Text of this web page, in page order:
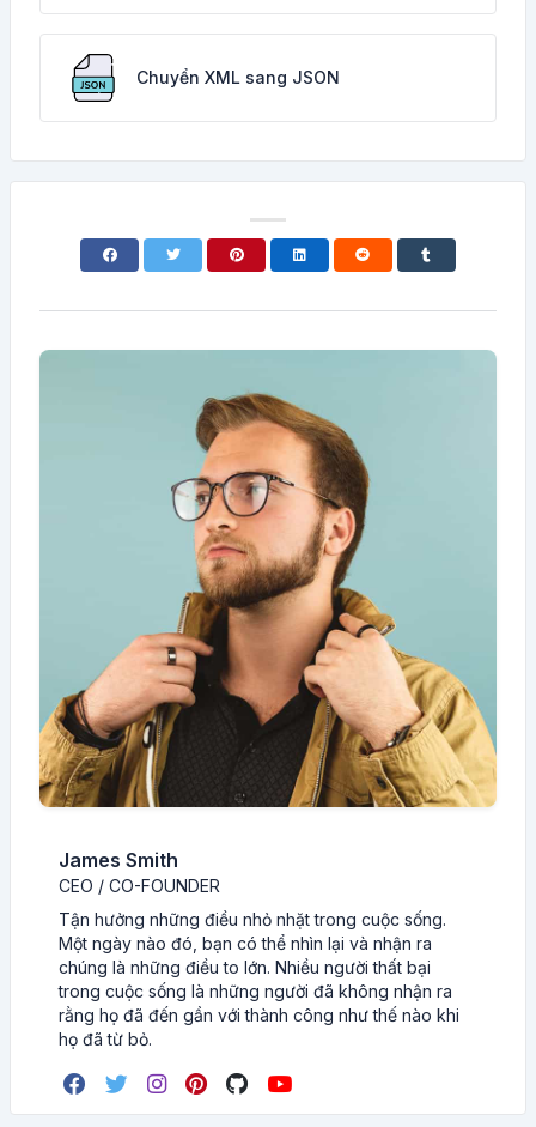
Chuyển XML sang JSON
James Smith
CEO / CO-FOUNDER
Tận hưởng những điều nhỏ nhặt trong cuộc sống.
Một ngày nào đó, bạn có thể nhìn lại và nhận ra
chúng là những điều to lớn. Nhiều người thất bại
trong cuộc sống là những người đã không nhận ra
rằng họ đã đến gần với thành công như thế nào khi
họ đã từ bỏ.